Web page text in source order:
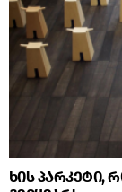
ხის პარკეტი,